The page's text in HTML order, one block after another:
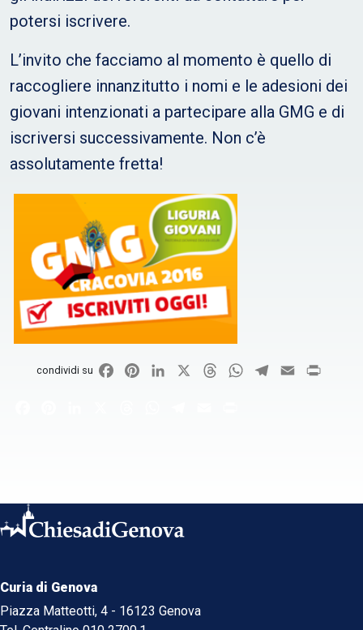
potersi iscrivere.
L’invito che facciamo al momento è quello di
raccogliere innanzitutto i nomi e le adesioni dei
giovani intenzionati a partecipare alla GMG e di
iscriversi successivamente. Non c’è
assolutamente fretta!
condividi su FacebookPinterestLinkedIn ThreadsWhatsApp
Telegram
Email
Curia di Genova
Piazza Matteotti, 4 - 16123 Genova